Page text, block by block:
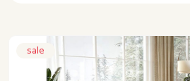
sale